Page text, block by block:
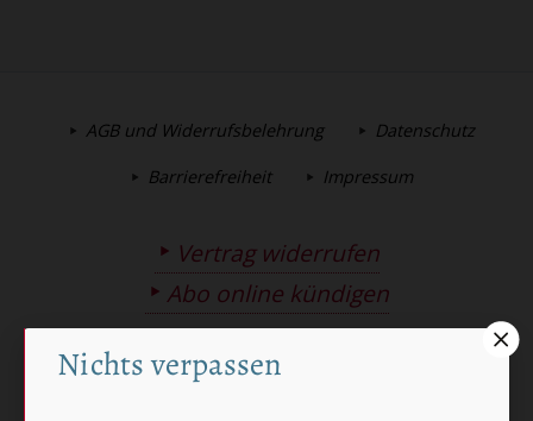
AGB und Widerrufsbelehrung Datenschutz
Barrierefreiheit Impressum
Vertrag widerrufen
Abo online kündigen
Nichts verpassen